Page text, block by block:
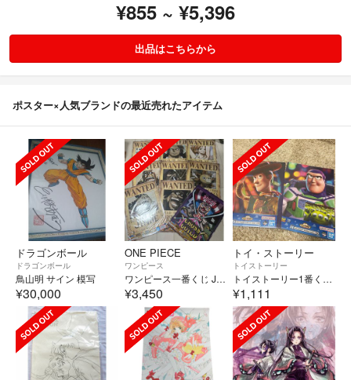
¥855 ~ ¥5,396
出品はこちらから
ポスター×人気ブランドの最近売れたアイテム
ドラゴンボール
ドラゴンボール
鳥山明 サイン 模写
¥30,000
ONE PIECE
ワンピース
ワンピース一番くじ Jポスターセット
¥3,450
トイ・ストーリー
トイストーリー
トイストーリー1番くじ30周年 I賞 ポスター
¥1,111